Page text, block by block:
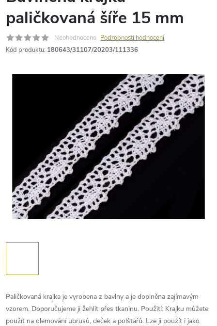
paličkovaná šíře 15 mm
Neohodnoceno Podrobnosti hodnocení
Kód produktu: 180643/31107/20203/111336
Paličkovaná krajka je vyrobena z bavlny a je doplněna zajímavým
vzorem. Doporučujeme ji žehlit přes tkaninu. Použití: Krajku můžete
použít na olemování ubrusů, deček a polštářů. Lze ji použít i jako